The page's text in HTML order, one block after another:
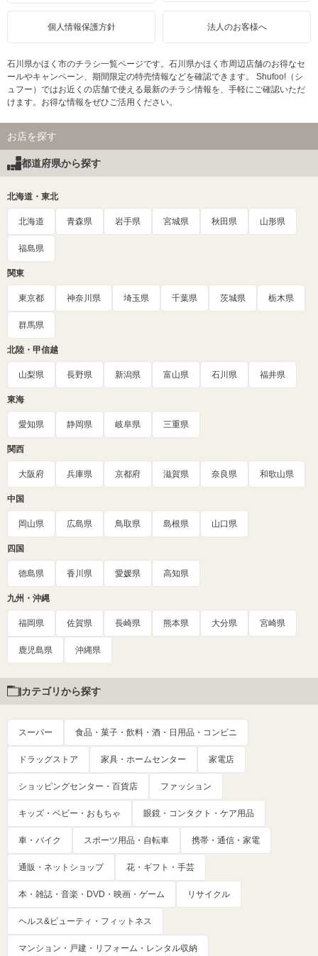
個人情報保護方針 法人のお客様へ
石川県かほく市のチラシ一覧ページです。石川県かほく市周辺店舗のお得なセ
ールやキャンペーン、期間限定の特売情報などを確認できます。 Shufoo!（シ
ュフー）ではお近くの店舗で使える最新のチラシ情報を、手軽にご確認いただ
けます。お得な情報をぜひご活用ください。
お店を探す
都道府県から探す
北海道・東北
北海道 青森県 岩手県 宮城県 秋田県 山形県
福島県
関東
東京都 神奈川県 埼玉県 千葉県 茨城県 栃木県
群馬県
北陸・甲信越
山梨県 長野県 新潟県 富山県 石川県 福井県
東海
愛知県 静岡県 岐阜県 三重県
関西
大阪府 兵庫県 京都府 滋賀県 奈良県 和歌山県
中国
岡山県 広島県 鳥取県 島根県 山口県
四国
徳島県 香川県 愛媛県 高知県
九州・沖縄
福岡県 佐賀県 長崎県 熊本県 大分県 宮崎県
鹿児島県 沖縄県
カテゴリから探す
スーパー 食品・菓子・飲料・酒・日用品・コンビニ
ドラッグストア 家具・ホームセンター 家電店
ショッピングセンター・百貨店 ファッション
キッズ・ベビー・おもちゃ 眼鏡・コンタクト・ケア用品
車・バイク スポーツ用品・自転車 携帯・通信・家電
通販・ネットショップ 花・ギフト・手芸
本・雑誌・音楽・DVD・映画・ゲーム リサイクル
ヘルス&ビューティ・フィットネス
マンション・戸建・リフォーム・レンタル収納